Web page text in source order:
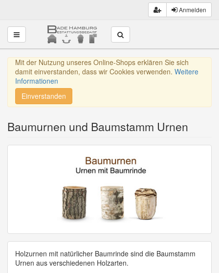
Anmelden
Toggle navigation
Mit der Nutzung unseres Online-Shops erklären Sie sich
damit einverstanden, dass wir Cookies verwenden. Weitere
Informationen
Einverstanden
Baumurnen und Baumstamm Urnen
Holzurnen mit natürlicher Baumrinde sind die Baumstamm
Urnen aus verschiedenen Holzarten.